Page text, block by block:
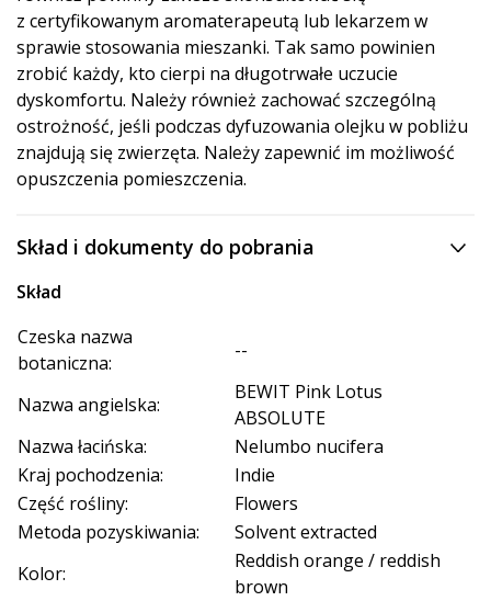
z certyfikowanym aromaterapeutą lub lekarzem w
sprawie stosowania mieszanki. Tak samo powinien
zrobić każdy, kto cierpi na długotrwałe uczucie
dyskomfortu. Należy również zachować szczególną
ostrożność, jeśli podczas dyfuzowania olejku w pobliżu
znajdują się zwierzęta. Należy zapewnić im możliwość
opuszczenia pomieszczenia.
Skład i dokumenty do pobrania
Skład
Czeska nazwa
botaniczna:
--
Nazwa angielska:
BEWIT Pink Lotus
ABSOLUTE
Nazwa łacińska:
Nelumbo nucifera
Kraj pochodzenia:
Indie
Część rośliny:
Flowers
Metoda pozyskiwania:
Solvent extracted
Kolor:
Reddish orange / reddish
brown